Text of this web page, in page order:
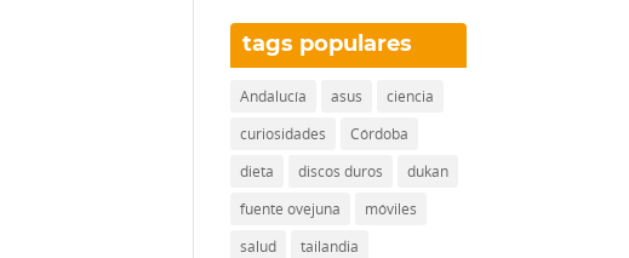
tags populares
Andalucía asus
ciencia
curiosidades
Córdoba
dieta
discos duros
dukan
fuente ovejuna
móviles
salud
tailandia